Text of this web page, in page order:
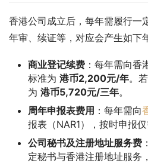
香港公司成立后，每年需履行一
年审、续证等，对应会产生如下
商业登记续费 ：每年需向香
标准为 港币2,200元/年。
为 港币5,720元/三年。
周年申报表费用 ：每年需向
报表（NAR1），按时申报
公司秘书及注册地址服务费
定秘书与香港注册地址服务